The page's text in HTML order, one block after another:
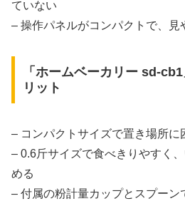
ていない
– 操作パネルがコンパクトで、見
「ホームベーカリー sd-
リット
– コンパクトサイズで置き場所に
– 0.6斤サイズで食べきりやすく
める
– 付属の粉計量カップとスプーン